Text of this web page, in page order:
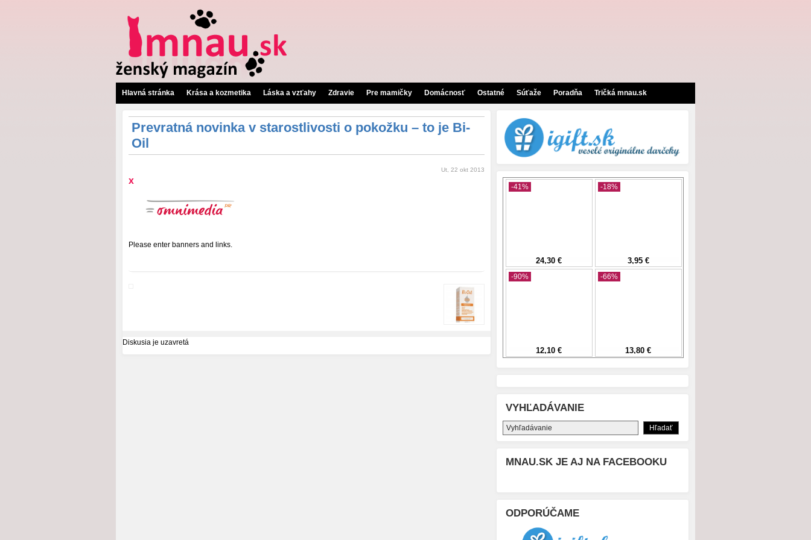
Hlavná stránka Krása a kozmetika Láska a vzťahy Zdravie Pre mamičky Domácnosť Ostatné Súťaže Poradňa Tričká mnau.sk
Prevratná novinka v starostlivosti o pokožku – to je Bi-
Oil
Ut, 22 okt 2013
x
Please enter banners and links.
Diskusia je uzavretá
VYHĽADÁVANIE
MNAU.SK JE AJ NA FACEBOOKU
ODPORÚČAME